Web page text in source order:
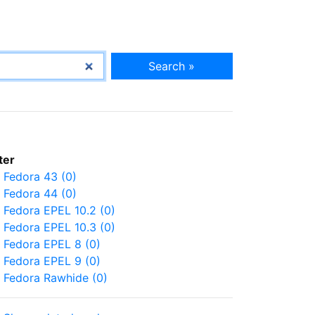
Search »
Fedora 43 (0)
Fedora 44 (0)
Fedora EPEL 10.2 (0)
Fedora EPEL 10.3 (0)
Fedora EPEL 8 (0)
Fedora EPEL 9 (0)
Fedora Rawhide (0)